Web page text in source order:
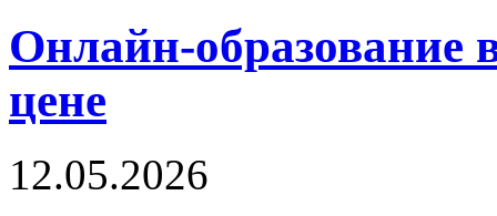
Онлайн-образование
цене
12.05.2026